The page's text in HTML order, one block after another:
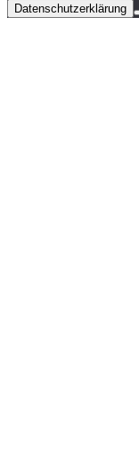
Datenschutzerklärung